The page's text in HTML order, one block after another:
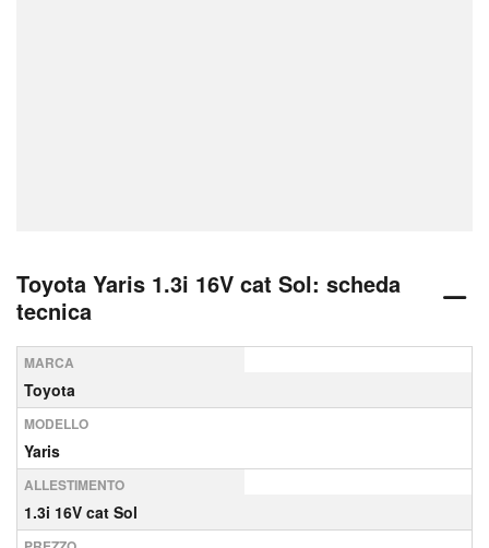
Toyota Yaris 1.3i 16V cat Sol: scheda
tecnica
MARCA
Toyota
MODELLO
Yaris
ALLESTIMENTO
1.3i 16V cat Sol